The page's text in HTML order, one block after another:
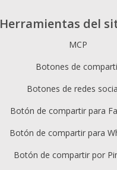
Herramientas del
MCP
Botones de
Botones de redes
Botón de compartir para
Botón de compartir para
Botón de compartir por